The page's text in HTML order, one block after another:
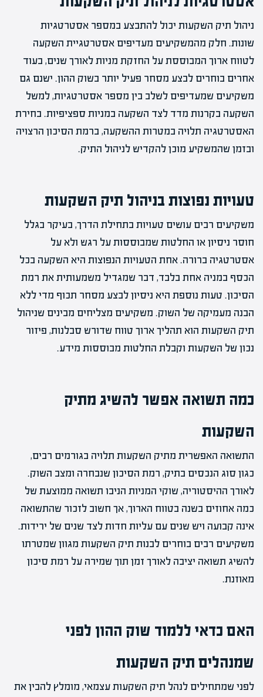
ניהול תיק השקעות יכול להתבצע במספר אסטרטגיות
שונות. חלק מהמשקיעים מעדיפים אסטרטגיית השקעה
לטווח ארוך המבוססת על החזקת מניות לאורך שנים, בעוד
אחרים בוחרים לבצע מסחר פעיל יותר בשוק ההון. ישנם גם
משקיעים שמעדיפים לשלב בין מספר אסטרטגיות, למשל
השקעה בקרנות מדד לצד השקעה במניות ספציפיות. בחירת
האסטרטגיה תלויה במטרות ההשקעה, ברמת הסיכון הרצויה
ובזמן שהמשקיע מוכן להקדיש לניהול התיק.
טעויות נפוצות בניהול תיק השקעות
משקיעים רבים עושים טעויות בתחילת הדרך, בעיקר בגלל
חוסר ניסיון או החלטות שמבוססות על רגש ולא על
אסטרטגיה ברורה. אחת הטעויות הנפוצות היא השקעה בכל
הכסף במניה אחת בלבד, דבר שמגדיל משמעותית את רמת
הסיכון. טעות נוספת היא ניסיון לבצע מסחר תכוף מדי ללא
הבנה מעמיקה של השוק. משקיעים מצליחים מבינים שניהול
תיק השקעות הוא תהליך ארוך טווח שדורש סבלנות, פיזור
נכון של השקעות וקבלת החלטות מבוססות מידע.
כמה תשואה אפשר להשיג מתיק
השקעות
התשואה האפשרית מתיק השקעות תלויה בגורמים רבים,
כגון סוג הנכסים בתיק, רמת הסיכון שנבחרה ומצב השוק.
לאורך ההיסטוריה, שוקי המניות הניבו תשואה ממוצעת של
כמה אחוזים בשנה בטווח הארוך, אך חשוב לזכור שהתשואה
אינה קבועה ויש שנים עם עליות חדות לצד שנים של ירידות.
משקיעים רבים בוחרים לבנות תיק השקעות מגוון שמטרתו
להשיג תשואה יציבה לאורך זמן תוך שמירה על רמת סיכון
מאוזנת.
האם כדאי ללמוד שוק ההון לפני
שמנהלים תיק השקעות
לפני שמתחילים לנהל תיק השקעות עצמאי, מומלץ להבין את